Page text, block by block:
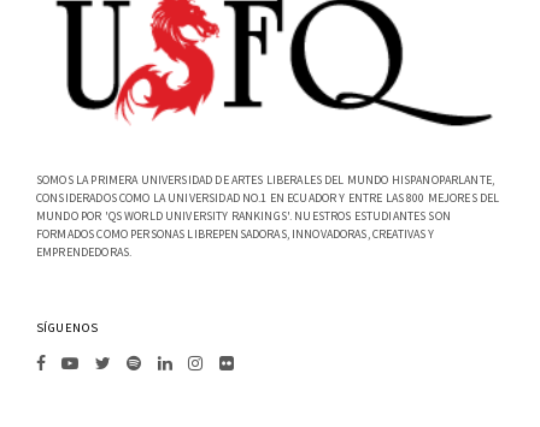
SOMOS LA PRIMERA UNIVERSIDAD DE ARTES LIBERALES DEL MUNDO HISPANOPARLANTE,
CONSIDERADOS COMO LA UNIVERSIDAD NO.1 EN ECUADOR Y ENTRE LAS 800 MEJORES DEL
MUNDO POR 'QS WORLD UNIVERSITY RANKINGS'. NUESTROS ESTUDIANTES SON
FORMADOS COMO PERSONAS LIBREPENSADORAS, INNOVADORAS, CREATIVAS Y
EMPRENDEDORAS.
SÍGUENOS